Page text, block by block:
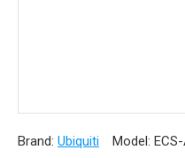
Brand: Ubiquiti Model: